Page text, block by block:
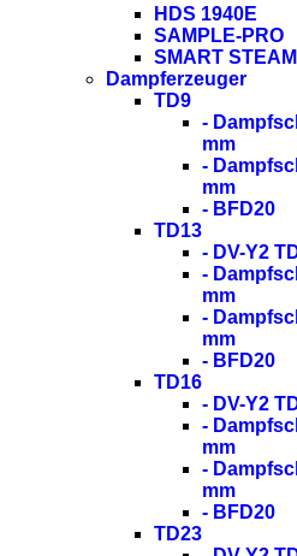
HDS 1940E
SAMPLE-PRO
SMART
Dampferzeuger
TD9
-
mm
-
mm
- BFD20
TD13
- DV-Y2
-
mm
-
mm
- BFD20
TD16
- DV-Y2
-
mm
-
mm
- BFD20
TD23